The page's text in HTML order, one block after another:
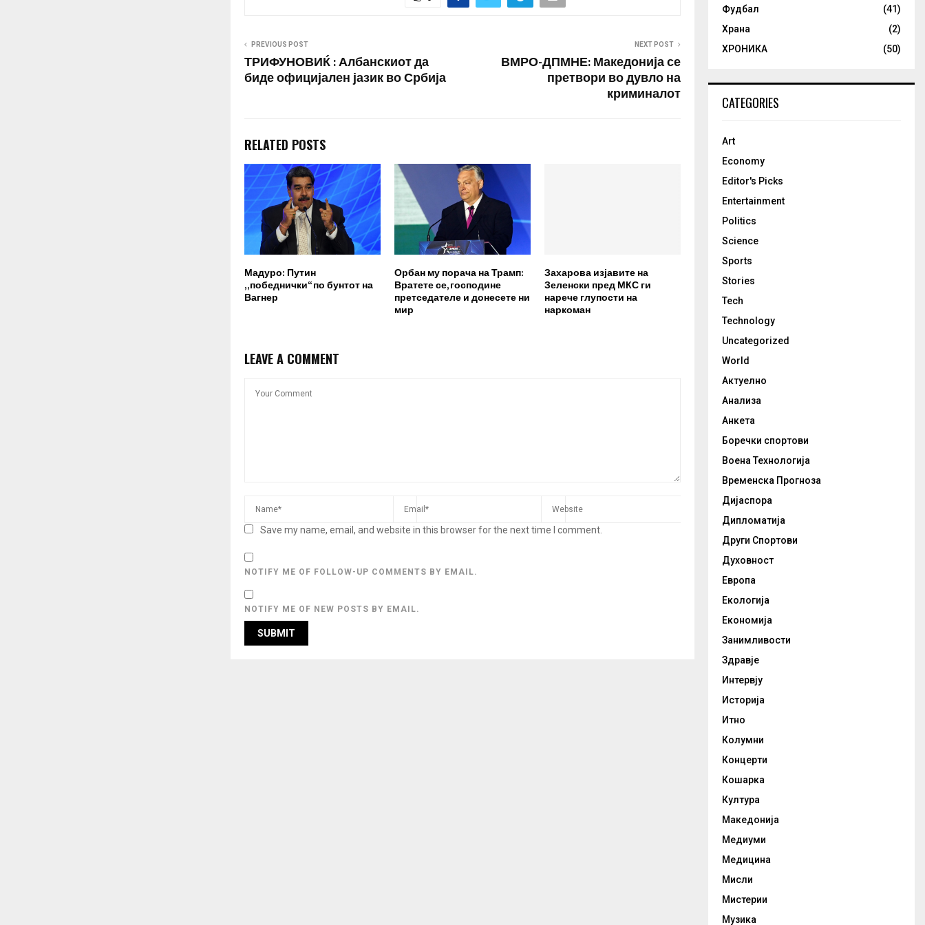
PREVIOUS POST
ТРИФУНОВИЌ : Албанскиот да
биде официјален јазик во Србија
NEXT POST
ВМРО-ДПМНЕ: Македонија се
претвори во дувло на
криминалот
RELATED POSTS
Мадуро: Путин
„победнички“ по бунтот на
Вагнер
Орбан му порача на Трамп:
Вратете се, господине
претседателе и донесете ни
мир
Захарова изјавите на
Зеленски пред МКС ги
нарече глупости на
наркоман
LEAVE A COMMENT
Save my name, email, and website in this browser for the next time I comment.
NOTIFY ME OF FOLLOW-UP COMMENTS BY EMAIL.
NOTIFY ME OF NEW POSTS BY EMAIL.
Фудбал
(41)
Храна
(2)
ХРОНИКА
(50)
CATEGORIES
Art
Economy
Editor's Picks
Entertainment
Politics
Science
Sports
Stories
Tech
Technology
Uncategorized
World
Актуелно
Анализа
Анкета
Боречки спортови
Воена Технологија
Временска Прогноза
Дијаспора
Дипломатија
Други Спортови
Духовност
Европа
Екологија
Економија
Занимливости
Здравје
Интервју
Историја
Итно
Колумни
Концерти
Кошарка
Култура
Македонија
Медиуми
Медицина
Мисли
Мистерии
Музика